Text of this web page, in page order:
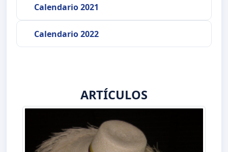
Calendario 2021
Calendario 2022
ARTÍCULOS